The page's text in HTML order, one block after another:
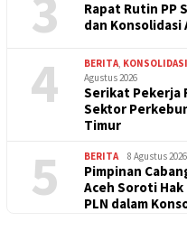
Rapat Rutin PP
dan
4 BERITA,
Agustus 2026
Serikat Pekerja
Sektor
Timur
5 BERITA 8 Agustus 2026
Pimpinan
Aceh Soroti
PLN dalam